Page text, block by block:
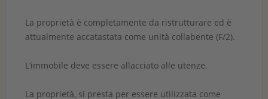
La proprietà è completamente da ristrutturare ed è
attualmente accatastata come unità collabente (F/2).
L’immobile deve essere allacciato alle utenze.
La proprietà, si presta per essere utilizzata come